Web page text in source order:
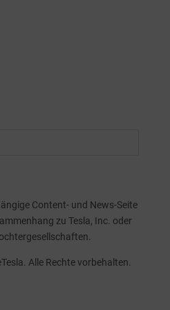
Content- und News-Seite
zu Tesla, Inc. oder
Alle Rechte vorbehalten.